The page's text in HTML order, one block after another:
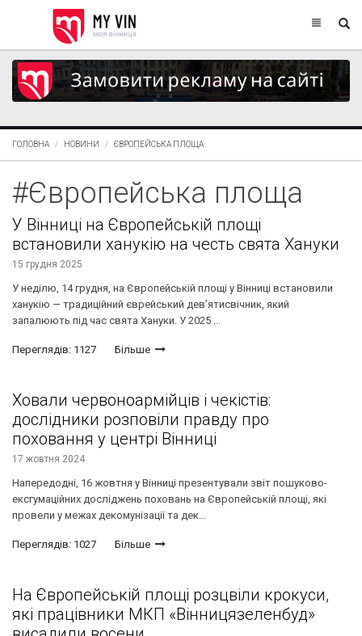
ГОЛОВНА НОВИНИ ЄВРОПЕЙСЬКА ПЛОЩА
#Європейська площа
У Вінниці на Європейській площі
встановили ханукію на честь свята Хануки
15 грудня 2025
У неділю, 14 грудня, на Європейській площі у Вінниці встановили
ханукію — традиційний єврейський дев’ятисвічник, який
запалюють під час свята Хануки. У 2025 ...
Переглядів: 1127 Більше
Ховали червоноармійців і чекістів:
дослідники розповіли правду про
поховання у центрі Вінниці
17 жовтня 2024
Напередодні, 16 жовтня у Вінниці презентували звіт пошуково-
ексгумаційних досліджень поховань на Європейській площі, які
провели у межах декомунізації та дек...
Переглядів: 1027 Більше
На Європейській площі розцвіли крокуси,
які працівники МКП «Вінницязеленбуд»